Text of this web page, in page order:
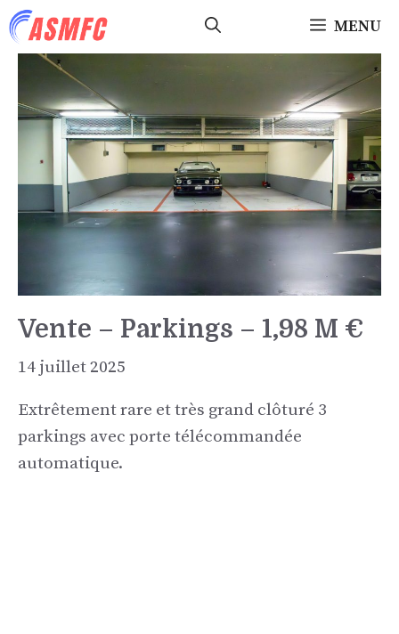
Aller
au
contenu
MENU
Vente – Parkings – 1,98 M €
14 juillet 2025
Extrêtement rare et très grand clôturé 3
parkings avec porte télécommandée
automatique.